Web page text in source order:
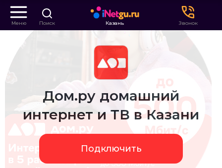
Меню Поиск Казань Звонок
Дом.ру домашний
интернет и ТВ в Казани
Подключить